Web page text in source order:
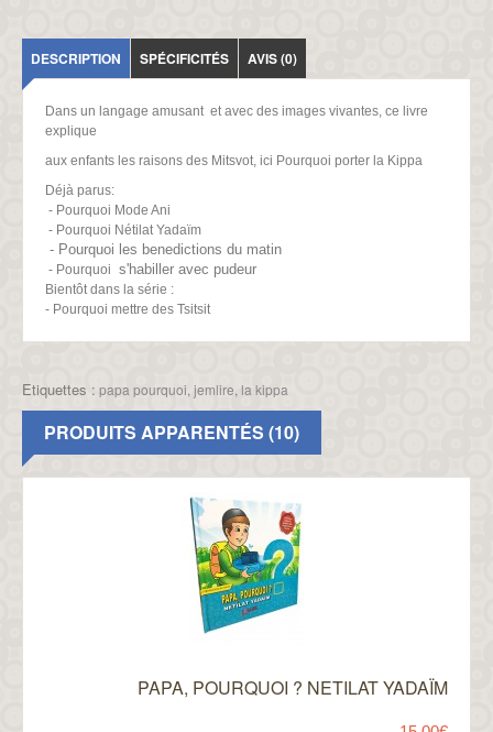
DESCRIPTION SPÉCIFICITÉS AVIS (0)
Dans un langage amusant et avec des images vivantes, ce livre
explique
aux enfants les raisons des Mitsvot, ici Pourquoi porter la Kippa
Déjà parus:
- Pourquoi Mode Ani
- Pourquoi Nétilat Yadaïm
- Pourquoi les benedictions du matin
- Pourquoi s'habiller avec pudeur
Bientôt dans la série :
- Pourquoi mettre des Tsitsit
Etiquettes : papa pourquoi, jemlire, la kippa
PRODUITS APPARENTÉS (10)
PAPA, POURQUOI ? NETILAT YADAÏM